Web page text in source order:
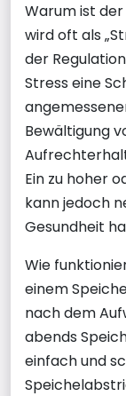
Warum ist
wird oft als
der
Stress eine
Bewältigung
Ein zu hoher
kann jedoch
Gesundheit
Wie
einem
nach dem
abends
einfach und